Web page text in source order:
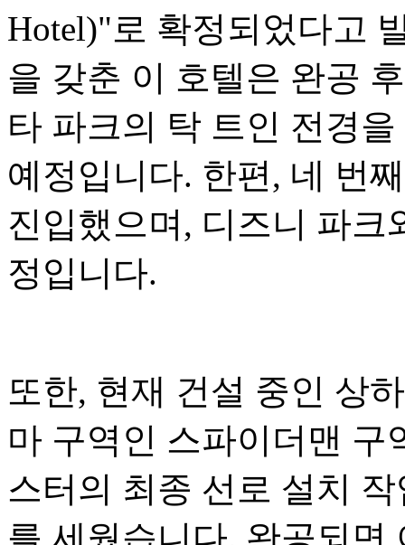
Hotel)"로 확정되었다고
을 갖춘 이 호텔은 완공
타 파크의 탁 트인 전경
예정입니다. 한편, 네 번
진입했으며, 디즈니 파크
정입니다.
또한, 현재 건설 중인 상
마 구역인 스파이더맨 구
스터의 최종 선로 설치
를 세웠습니다. 완공되면